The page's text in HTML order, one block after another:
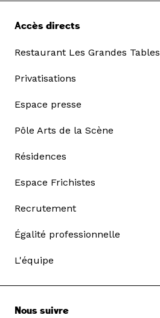
Accès directs
Restaurant Les Grandes Tables
Privatisations
Espace presse
Pôle Arts de la Scène
Résidences
Espace Frichistes
Recrutement
Égalité professionnelle
L'équipe
Nous suivre